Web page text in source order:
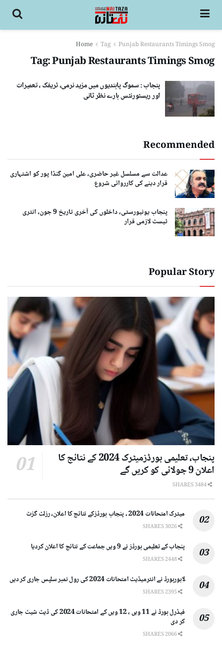
Home Tag Punjab Restaurants Timings Smog
Tag:Punjab Restaurants Timings Smog
پنجاب : سموگ پابندیوں میں مزید نرمی، ٹریفک ، تعمیرات
اور ریسٹورنٹس بارے نظر ثانی
Recommended
عدالت سے مسلسل غیر حاضری، علی امین گنڈا پور کو اشتہاری
قرار دینے کی کارروائی شروع
پنجاب یونیورسٹی، داخلوں کی آخری تاریخ 9 جون، انٹری
ٹیسٹ لازمی قرار
Popular Story
پنجاب، تعلیمی بورڈزمیٹرک 2024 کے نتائج کا
اعلان 9 جولائی کو کریں گے
میٹرک امتحانات 2024 ، پنجاب بورڈزکے نتائج کا اعلان، رزلٹ گزٹ
پنجاب کے تعلیمی بورڈز نے 9 ویں جماعت کے نتائج کا اعلان کردیا
لاہوربورڈ نے انٹرمیڈیٹ امتحانات 2024 کی رول نمبر سلپس جاری کر دیں
فیڈرل بورڈ نے 11 ویں ، 12 ویں کے امتحانات 2024 کی ڈیٹ شیٹ جاری
کر دی